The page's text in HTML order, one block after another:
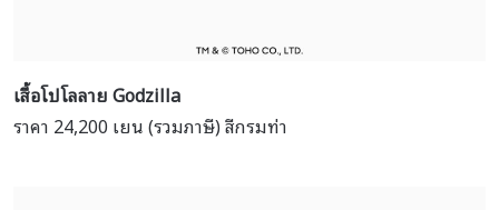
เสื้อโปโลลายGodzilla
ราคา 24,200 เยน (รวมภาษี) สีกรมท่า